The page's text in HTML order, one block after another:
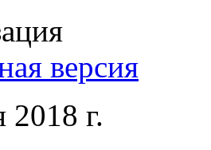
версия
2018 г.